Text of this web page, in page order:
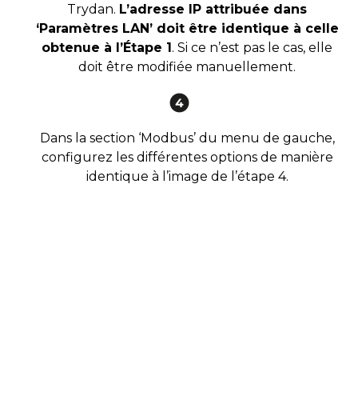
Trydan. L’adresse IP attribuée dans
‘Paramètres LAN’ doit être identique à celle
obtenue à l’Étape 1. Si ce n’est pas le cas, elle
doit être modifiée manuellement.
Dans la section ‘Modbus’ du menu de gauche,
configurez les différentes options de manière
identique à l’image de l’étape 4.